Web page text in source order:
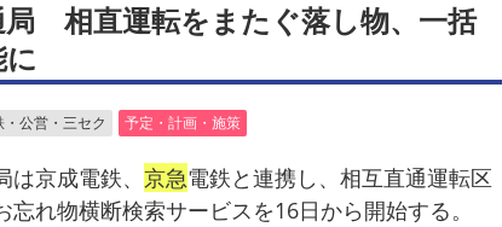
局 相直運転をまたぐ落し物、一括
・公営・三セク 予定・計画・施策
京成電鉄、 京急電鉄と連携し、相互直通運転区
忘れ物横断検索サービスを16日から開始する。